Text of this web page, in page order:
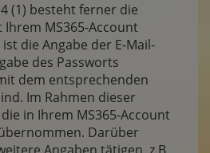
(1) besteht ferner die
MS365-Account
die Angabe der E-Mail-
des Passworts
dem entsprechenden
Im Rahmen dieser
in Ihrem MS365-Account
Darüber